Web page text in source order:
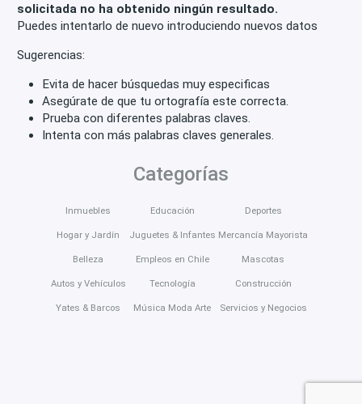
solicitada no ha obtenido ningún resultado.
Puedes intentarlo de nuevo introduciendo nuevos datos
Sugerencias:
Evita de hacer búsquedas muy especificas
Asegúrate de que tu ortografía este correcta.
Prueba con diferentes palabras claves.
Intenta con más palabras claves generales.
Categorías
Inmuebles
Hogar y Jardín
Belleza
Autos y Vehículos
Yates & Barcos
Educación
Juguetes & Infantes
Empleos en Chile
Tecnología
Música Moda Arte
Deportes
Mercancía Mayorista
Mascotas
Construcción
Servicios y Negocios